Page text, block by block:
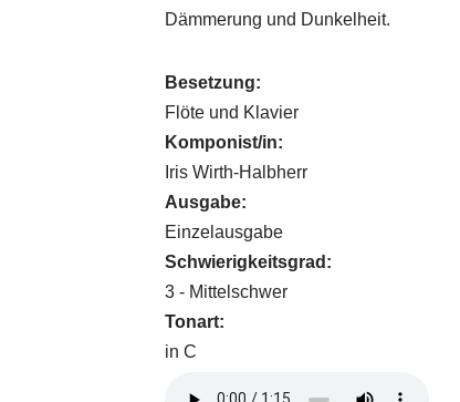
Dämmerung und Dunkelheit.
Besetzung:
Flöte und Klavier
Komponist/in:
Iris Wirth-Halbherr
Ausgabe:
Einzelausgabe
Schwierigkeitsgrad:
3 - Mittelschwer
Tonart:
in C